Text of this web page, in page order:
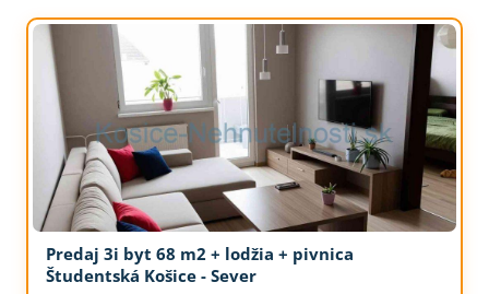
Predaj 3i byt 68 m2 + lodžia + pivnica
Študentská Košice - Sever